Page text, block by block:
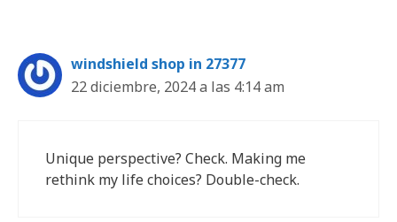
windshield shop in 27377
22 diciembre, 2024 a las 4:14 am
Unique perspective? Check. Making me
rethink my life choices? Double-check.